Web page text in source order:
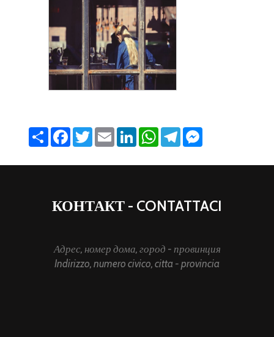
Share Facebook
TwitterEmail LinkedInWhatsApp
Telegram
КОНТАКТ - CONTATTACI
Адрес, номер дома, город - провинция
Indirizzo, numero civico, citta - provincia